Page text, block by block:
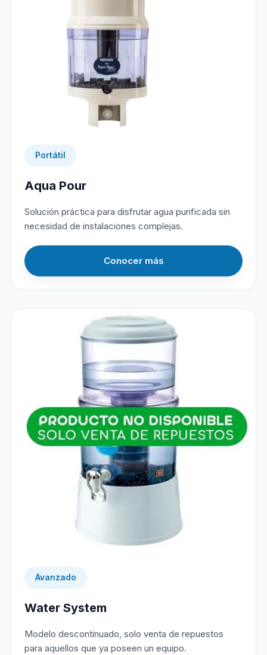
Portátil
Aqua Pour
Solución práctica para disfrutar agua purificada sin
necesidad de instalaciones complejas.
Conocer más
Avanzado
Water System
Modelo descontinuado, solo venta de repuestos
para aquellos que ya poseen un equipo.